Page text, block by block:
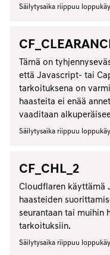
Säilytysaika riippuu
Tämä on
että Javascript- tai
tarkoituksena on
haasteita ei enää
vaaditaan
Säilytysaika riippuu
CF_CHL_2
Cloudflaren käyttämä
haasteiden
seurantaan tai muihin
tarkoituksiin.
Säilytysaika riippuu